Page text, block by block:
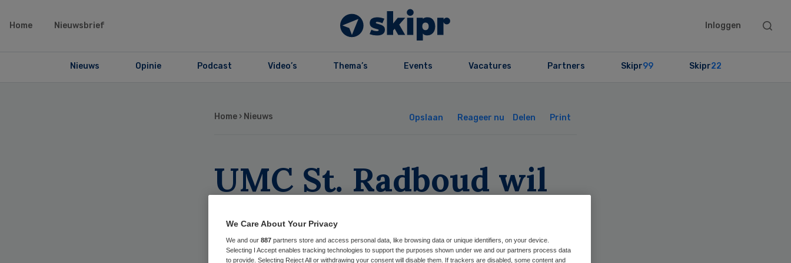
Home Nieuwsbrief Inloggen
Search
Nieuws Opinie Podcast Video’s Thema’s Events Vacatures Partners Skipr99 Skipr22
Home › Nieuws Opslaan Reageer nu Delen Print
UMC St. Radboud wil
werknemers MSD
helpen
We Care About Your Privacy
We and our 887 partners store and access personal data, like browsing data or unique identifiers, on your device.
Selecting I Accept enables tracking technologies to support the purposes shown under we and our partners process data
to provide. Selecting Reject All or withdrawing your consent will disable them. If trackers are disabled, some content and